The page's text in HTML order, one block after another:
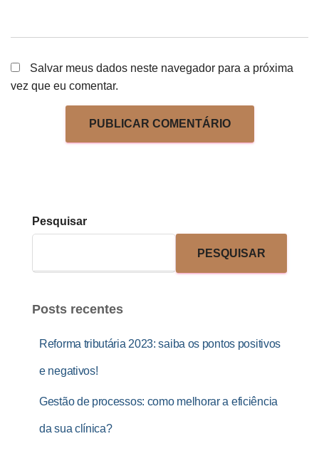
Salvar meus dados neste navegador para a próxima
vez que eu comentar.
Pesquisar
PESQUISAR
Posts recentes
Reforma tributária 2023: saiba os pontos positivos
e negativos!
Gestão de processos: como melhorar a eficiência
da sua clínica?